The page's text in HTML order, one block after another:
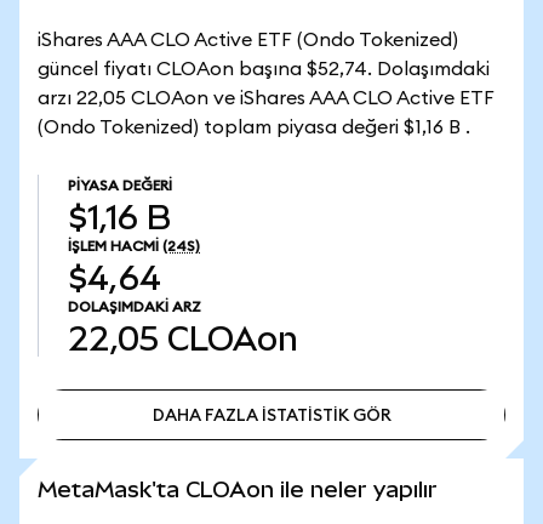
iShares AAA CLO Active ETF (Ondo Tokenized)
güncel fiyatı CLOAon başına $52,74. Dolaşımdaki
arzı 22,05 CLOAon ve iShares AAA CLO Active ETF
(Ondo Tokenized) toplam piyasa değeri $1,16 B .
PIYASA DEĞERI
$1,16 B
İŞLEM HACMI (24S)
$4,64
DOLAŞIMDAKI ARZ
22,05 CLOAon
DAHA FAZLA İSTATİSTİK GÖR
MetaMask'ta CLOAon ile neler yapılır